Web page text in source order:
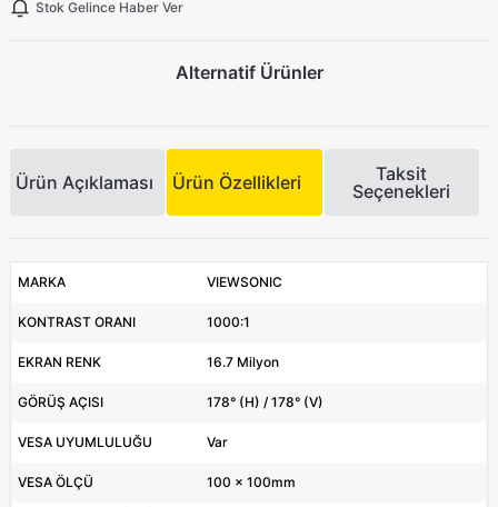
Stok Gelince Haber Ver
Alternatif Ürünler
Ürün Açıklaması Ürün Özellikleri
Taksit
Seçenekleri
MARKA VIEWSONIC
KONTRAST ORANI 1000:1
EKRAN RENK 16.7 Milyon
GÖRÜŞ AÇISI 178° (H) / 178° (V)
VESA UYUMLULUĞU Var
VESA ÖLÇÜ 100 x 100mm